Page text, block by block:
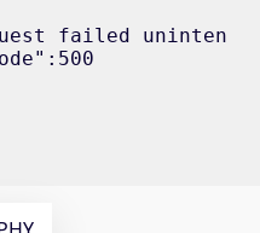
failed